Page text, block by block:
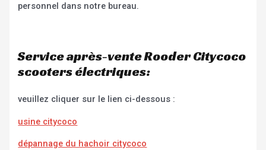
personnel dans notre bureau.
Service après-vente Rooder Citycoco
scooters électriques:
veuillez cliquer sur le lien ci-dessous :
usine citycoco
dépannage du hachoir citycoco